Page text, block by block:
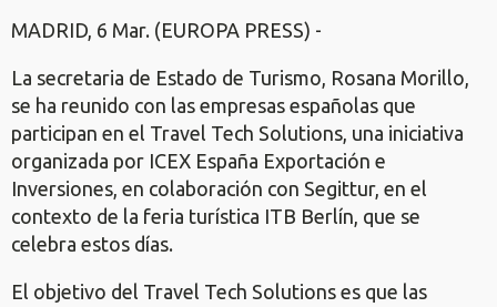
MADRID, 6 Mar. (EUROPA PRESS) -
La secretaria de Estado de Turismo, Rosana Morillo,
se ha reunido con las empresas españolas que
participan en el Travel Tech Solutions, una iniciativa
organizada por ICEX España Exportación e
Inversiones, en colaboración con Segittur, en el
contexto de la feria turística ITB Berlín, que se
celebra estos días.
El objetivo del Travel Tech Solutions es que las